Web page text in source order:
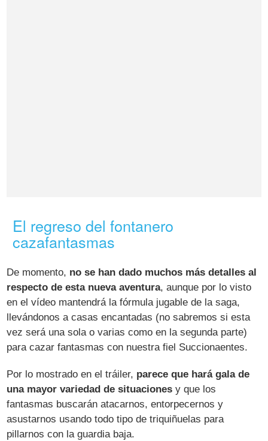
El regreso del fontanero
cazafantasmas
De momento, no se han dado muchos más detalles al
respecto de esta nueva aventura, aunque por lo visto
en el vídeo mantendrá la fórmula jugable de la saga,
llevándonos a casas encantadas (no sabremos si esta
vez será una sola o varias como en la segunda parte)
para cazar fantasmas con nuestra fiel Succionaentes.
Por lo mostrado en el tráiler, parece que hará gala de
una mayor variedad de situaciones y que los
fantasmas buscarán atacarnos, entorpecernos y
asustarnos usando todo tipo de triquiñuelas para
pillarnos con la guardia baja.